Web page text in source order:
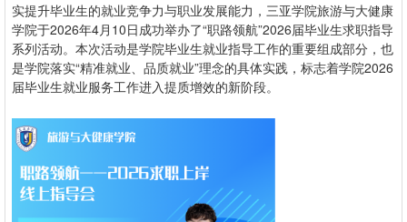
实提升毕业生的就业竞争力与职业发展能力，三亚学院旅游与大健康
学院于2026年4月10日成功举办了“职路领航”2026届毕业生求职指导
系列活动。本次活动是学院毕业生就业指导工作的重要组成部分，也
是学院落实“精准就业、品质就业”理念的具体实践，标志着学院2026
届毕业生就业服务工作进入提质增效的新阶段。